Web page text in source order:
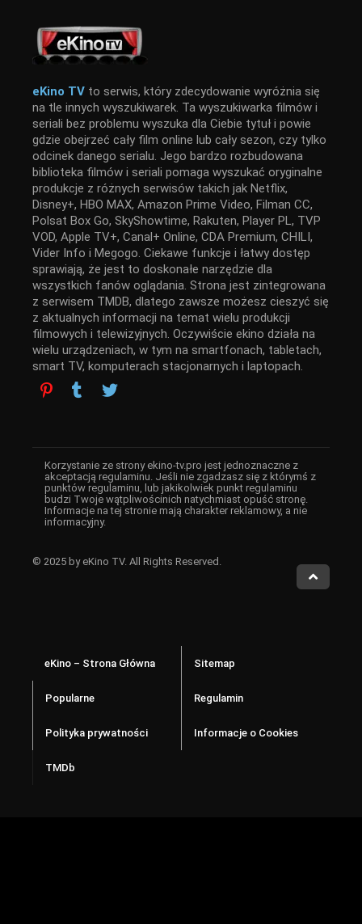
eKino TV to serwis, który zdecydowanie wyróżnia się
na tle innych wyszukiwarek. Ta wyszukiwarka filmów i
seriali bez problemu wyszuka dla Ciebie tytuł i powie
gdzie obejrzeć cały film online lub cały sezon, czy tylko
odcinek danego serialu. Jego bardzo rozbudowana
biblioteka filmów i seriali pomaga wyszukać oryginalne
produkcje z różnych serwisów takich jak Netflix,
Disney+, HBO MAX, Amazon Prime Video, Filman CC,
Polsat Box Go, SkyShowtime, Rakuten, Player PL, TVP
VOD, Apple TV+, Canal+ Online, CDA Premium, CHILI,
Vider Info i Megogo. Ciekawe funkcje i łatwy dostęp
sprawiają, że jest to doskonałe narzędzie dla
wszystkich fanów oglądania. Strona jest zintegrowana
z serwisem TMDB, dlatego zawsze możesz cieszyć się
z aktualnych informacji na temat wielu produkcji
filmowych i telewizyjnych. Oczywiście ekino działa na
wielu urządzeniach, w tym na smartfonach, tabletach,
smart TV, komputerach stacjonarnych i laptopach.
Korzystanie ze strony ekino-tv.pro jest jednoznaczne z
akceptacją regulaminu. Jeśli nie zgadzasz się z którymś z
punktów regulaminu, lub jakikolwiek punkt regulaminu
budzi Twoje wątpliwościnich natychmiast opuść stronę.
Informacje na tej stronie mają charakter reklamowy, a nie
informacyjny.
© 2025 by eKino TV. All Rights Reserved.
eKino – Strona Główna Sitemap
Popularne Regulamin
Polityka prywatności Informacje o Cookies
TMDb